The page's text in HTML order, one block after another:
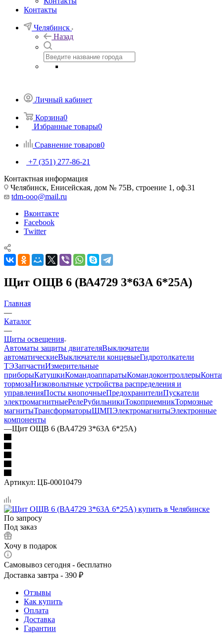
Контакты
Челябинск
Назад
Личный кабинет
Корзина0
Избранные товары0
Сравнение товаров0
+7 (351) 277-86-21
Контактная информация
Челябинск, Енисейская, дом № 75В, строение 1, оф.31
tdm-ooo@mail.ru
Вконтакте
Facebook
Twitter
Щит ОЩВ 6 (ВА4729 3*63А 6*25А)
Главная
—
Каталог
—
Щиты освещения
Автоматы защиты двигателяВыключатели
автоматическиеВыключатели концевыеГидротолкатели
ТЭЗапчастиИзмерительные
приборыКатушкиКомандоаппаратыКомандоконтроллеры
тормозаНизковольтные устройства распределения и
управленияПосты кнопочныеПредохранителиПускатели
электромагнитныеРелеРубильникиТокоприемникТормозные
магнитыТрансформаторыЩМПЭлектромагнитыЭлектронные
компоненты
—Щит ОЩВ 6 (ВА4729 3*63А 6*25А)
Артикул: ЦБ-00010479
По запросу
Под заказ
Хочу в подарок
Самовывоз сегодня - бесплатно
Доставка завтра - 390 ₽
Отзывы
Как купить
Оплата
Доставка
Гарантии